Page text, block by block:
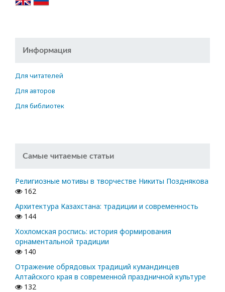
Информация
Для читателей
Для авторов
Для библиотек
Самые читаемые статьи
Религиозные мотивы в творчестве Никиты Позднякова
162
Архитектура Казахстана: традиции и современность
144
Хохломская роспись: история формирования
орнаментальной традиции
140
Отражение обрядовых традиций кумандинцев
Алтайского края в современной праздничной культуре
132